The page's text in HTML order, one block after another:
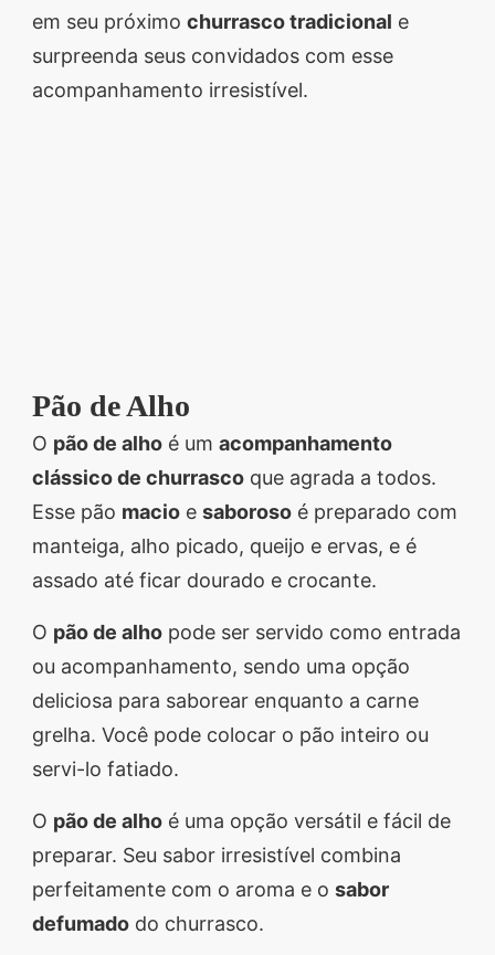
em seu próximo churrasco tradicional e
surpreenda seus convidados com esse
acompanhamento irresistível.
Pão de Alho
O pão de alho é um acompanhamento
clássico de churrasco que agrada a todos.
Esse pão macio e saboroso é preparado com
manteiga, alho picado, queijo e ervas, e é
assado até ficar dourado e crocante.
O pão de alho pode ser servido como entrada
ou acompanhamento, sendo uma opção
deliciosa para saborear enquanto a carne
grelha. Você pode colocar o pão inteiro ou
servi-lo fatiado.
O pão de alho é uma opção versátil e fácil de
preparar. Seu sabor irresistível combina
perfeitamente com o aroma e o sabor
defumado do churrasco.